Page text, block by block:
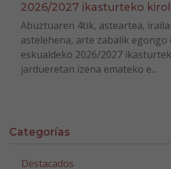
2026/2027 ikasturteko
Abuztuaren 4tik, asteartea,
astelehena, arte zabalik egongo
eskualdeko 2026/2027
jardueretan izena emateko e...
Categorías
Destacados